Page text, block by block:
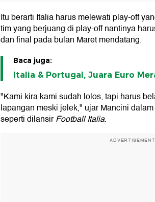
Itu berarti Italia harus melewati play-off
tim yang berjuang di play-off nantinya
dan final pada bulan Maret mendatang.
Baca juga:
Italia & Portugal, Juara Euro
"Kami kira kami sudah lolos, tapi harus
lapangan meski jelek," ujar Mancini
seperti dilansirFootball Italia.
ADVERTISEMENT